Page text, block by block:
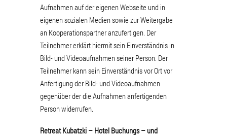
Aufnahmen auf der eigenen Webseite und in
eigenen sozialen Medien sowie zur Weitergabe
an Kooperationspartner anzufertigen. Der
Teilnehmer erklärt hiermit sein Einverständnis in
Bild- und Videoaufnahmen seiner Person. Der
Teilnehmer kann sein Einverständnis vor Ort vor
Anfertigung der Bild- und Videoaufnahmen
gegenüber der die Aufnahmen anfertigenden
Person widerrufen.
Retreat Kubatzki – Hotel Buchungs – und